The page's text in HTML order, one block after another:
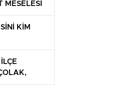
MESELESİ
KİM